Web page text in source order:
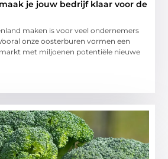
je jouw bedrijf klaar voor de
maken is voor veel ondernemers
onze oosterburen vormen een
met miljoenen potentiële nieuwe